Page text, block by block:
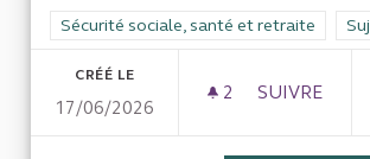
Filtrer les résultats de la catégorie :
Sécurité sociale, santé et retraite
CRÉÉ LE
17/06/2026
2 2 ABONNÉS
SUIVRE